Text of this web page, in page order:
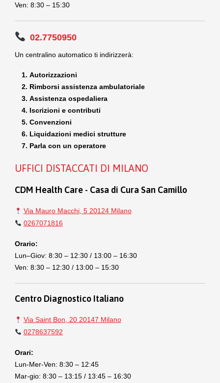
Ven: 8:30 – 15:30
02.7750950
Un centralino automatico ti indirizzerà:
Autorizzazioni
Rimborsi assistenza ambulatoriale
Assistenza ospedaliera
Iscrizioni e contributi
Convenzioni
Liquidazioni medici strutture
Parla con un operatore
UFFICI DISTACCATI DI MILANO
CDM Health Care - Casa di Cura San Camillo
Via Mauro Macchi, 5 20124 Milano
0267071816
Orario:
Lun–Giov: 8:30 – 12:30 / 13:00 – 16:30
Ven: 8:30 – 12:30 / 13:00 – 15:30
Centro Diagnostico Italiano
Via Saint Bon, 20 20147 Milano
0278637592
Orari:
Lun-Mer-Ven: 8:30 – 12:45
Mar-gio: 8:30 – 13:15 / 13:45 – 16:30